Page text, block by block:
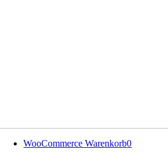
WooCommerce Warenkorb0